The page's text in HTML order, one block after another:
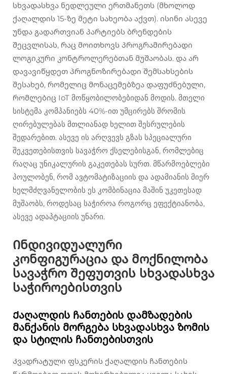
სხვადასხვა ნედლეული ერთმანეთს (მხოლოდ
ქაღალდის 15-ზე მეტი სახეობა აქვთ). ისინი ასევე
უნდა გადართვიან პარტიებს ბრენდების
შეცვლისას, რაც მოითხოვს პროგრამირებადი
ლოგიკური კონტროლერებთან მუშაობას. და არ
დავავიწყდეთ პროგნოზირებადი შემსახსების
შესახებ, რომელიც მონაცემებზეა დაფუძნებული,
რომლებიც IoT მოწყობილობებიდან მოდის. მთელი
სისტემა კომპანიებს 40%-ით უმცირებს შრომის
ღირებულებას მთლიანად ხელით შესრულების
შედარებით. ასევე ის არღვევს გზას სპეციალური
შეკვეთებისთვის სავაჭრო ქსელებისგან, რომლებიც
რაღაც უნიკალურის გაკეთებას სურთ. მწარმოებლები
პოულობენ, რომ ავტომატიზაციის და ადამიანის მიერ
ხელმძღვანელობის ეს კომბინაცია მაშინ უკეთესად
მუშაობს, როდესაც საჭიროა როგორც ეფექტიანობა,
ასევე ადაპტაციის უნარი.
Ინდივიდუალური
კონფიგურაცია და მოქნილობა
სავაჭრო შეფუთვის სხვადასხვა
საჭიროებისთვის
Ქაღალდის ჩანთების დამზადების
მანქანის მორგება სხვადასხვა ზომის
და სტილის ჩანთებისთვის
Კვადრატული ფსკერის ქაღალდის ჩანთების